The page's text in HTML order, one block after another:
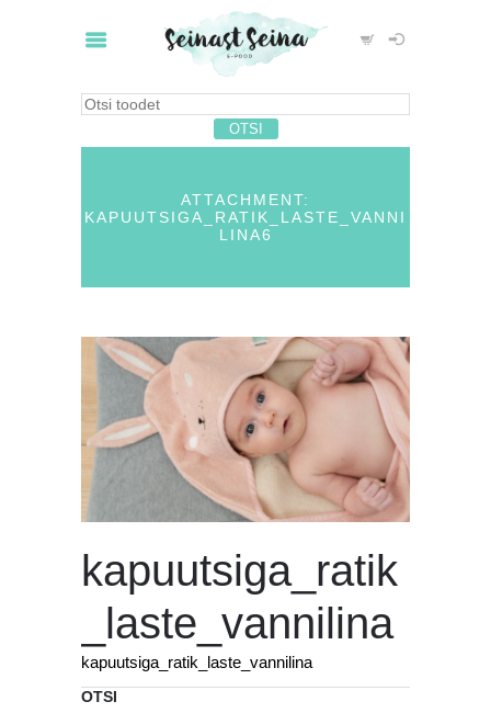
ATTACHMENT:
KAPUUTSIGA_RATIK_LASTE_VANNI
LINA6
kapuutsiga_ratik
_laste_vannilina
kapuutsiga_ratik_laste_vannilina
OTSI